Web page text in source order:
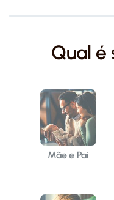
Qual é
Mãe e Pai